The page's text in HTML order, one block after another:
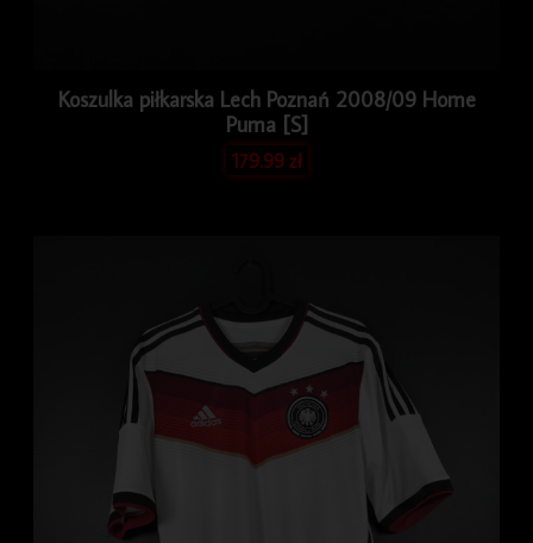
Koszulka piłkarska Lech Poznań 2008/09 Home
Puma [S]
179.99zł